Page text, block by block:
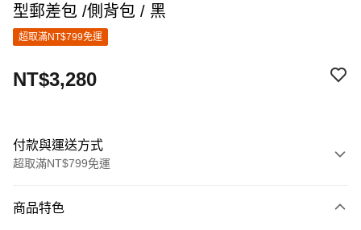
型郵差包 /側背包 / 黑
超取滿NT$799免運
NT$3,280
付款與運送方式
超取滿NT$799免運
信用卡一次付款
商品特色